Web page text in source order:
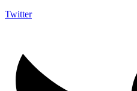
Twitter